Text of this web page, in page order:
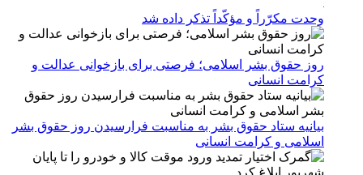
وحدت مکرّراً و مؤکّداً تذکر داده شد
روز حقوق بشر اسلامی؛ فرصتی برای بازخوانی عدالت و
کرامت انسانی
بیانیه ستاد حقوق بشر به مناسبت فرارسیدن روز حقوق بشر
اسلامی و کرامت انسانی